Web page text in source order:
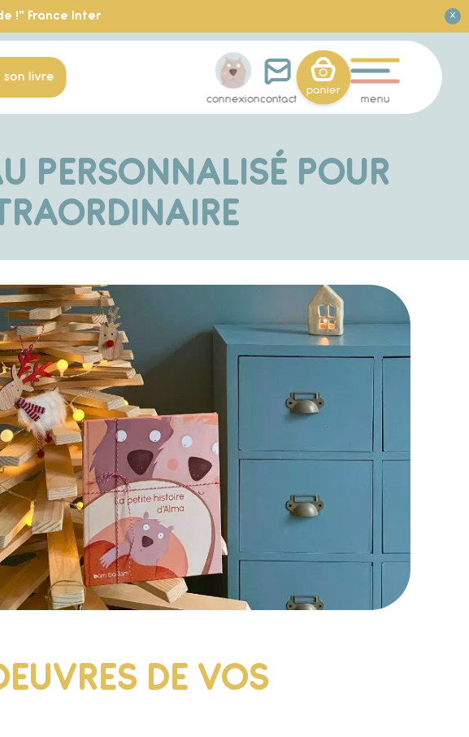
son livre
connexioncontact
0
panier
menu
PERSONNALISÉ POUR
DE VOS
!" France Inter X